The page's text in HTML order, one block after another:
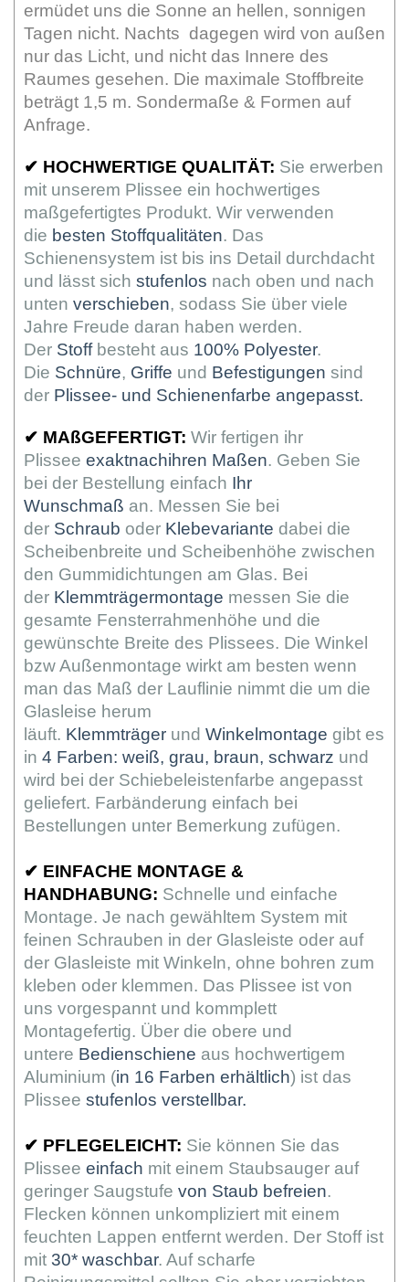
ermüdet uns die Sonne an hellen, sonnigen
Tagen nicht. Nachts dagegen wird von außen
nur das Licht, und nicht das Innere des
Raumes gesehen. Die maximale Stoffbreite
beträgt 1,5 m. Sondermaße & Formen auf
Anfrage.
✔ HOCHWERTIGE QUALITÄT: Sie erwerben
mit unserem Plissee ein hochwertiges
maßgefertigtes Produkt. Wir verwenden
die besten Stoffqualitäten. Das
Schienensystem ist bis ins Detail durchdacht
und lässt sich stufenlos nach oben und nach
unten verschieben, sodass Sie über viele
Jahre Freude daran haben werden.
Der Stoff besteht aus 100% Polyester.
Die Schnüre, Griffe und Befestigungen sind
der Plissee- und Schienenfarbe angepasst.
✔ MAßGEFERTIGT: Wir fertigen ihr
Plissee exaktnachihren Maßen. Geben Sie
bei der Bestellung einfach Ihr
Wunschmaß an. Messen Sie bei
der Schraub oder Klebevariante dabei die
Scheibenbreite und Scheibenhöhe zwischen
den Gummidichtungen am Glas. Bei
der Klemmträgermontage messen Sie die
gesamte Fensterrahmenhöhe und die
gewünschte Breite des Plissees. Die Winkel
bzw Außenmontage wirkt am besten wenn
man das Maß der Lauflinie nimmt die um die
Glasleise herum
läuft. Klemmträger und Winkelmontage gibt es
in 4 Farben: weiß, grau, braun, schwarz und
wird bei der Schiebeleistenfarbe angepasst
geliefert. Farbänderung einfach bei
Bestellungen unter Bemerkung zufügen.
✔ EINFACHE MONTAGE &
HANDHABUNG: Schnelle und einfache
Montage. Je nach gewähltem System mit
feinen Schrauben in der Glasleiste oder auf
der Glasleiste mit Winkeln, ohne bohren zum
kleben oder klemmen. Das Plissee ist von
uns vorgespannt und kommplett
Montagefertig. Über die obere und
untere Bedienschiene aus hochwertigem
Aluminium (in 16 Farben erhältlich) ist das
Plissee stufenlos verstellbar.
✔ PFLEGELEICHT: Sie können Sie das
Plissee einfach mit einem Staubsauger auf
geringer Saugstufe von Staub befreien.
Flecken können unkompliziert mit einem
feuchten Lappen entfernt werden. Der Stoff ist
mit 30* waschbar. Auf scharfe